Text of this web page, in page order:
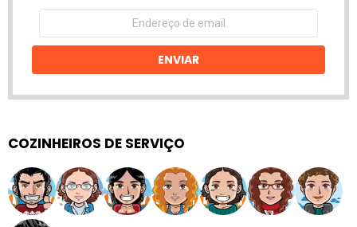
Endereço
email
ENVIAR
COZINHEIROS DE SERVIÇO